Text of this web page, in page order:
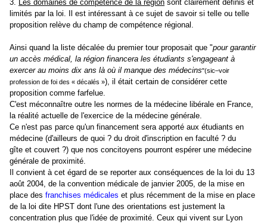
3. Les domaines de compétence de la région sont clairement définis et
limités par la loi. Il est intéressant à ce sujet de savoir si telle ou telle
proposition relève du champ de compétence régional.
Ainsi quand la liste décalée du premier tour proposait que "pour garantir
un accès médical, la région financera les étudiants s'engageant à
exercer au moins dix ans là où il manque des médecins"(sic–voir
profession de foi des « décalés »), il était certain de considérer cette
proposition comme farfelue.
C'est méconnaître outre les normes de la médecine libérale en France,
la réalité actuelle de l'exercice de la médecine générale.
Ce n'est pas parce qu'un financement sera apporté aux étudiants en
médecine (d'ailleurs de quoi ? du droit d'inscription en faculté ? du
gîte et couvert ?) que nos concitoyens pourront espérer une médecine
générale de proximité.
Il convient à cet égard de se reporter aux conséquences de la loi du 13
août 2004, de la convention médicale de janvier 2005, de la mise en
place des franchises médicales et plus récemment de la mise en place
de la loi dite HPST dont l'une des orientations est justement la
concentration plus que l'idée de proximité. Ceux qui vivent sur Lyon